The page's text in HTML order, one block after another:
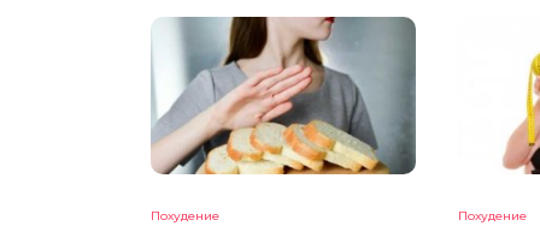
Похудение Похудение